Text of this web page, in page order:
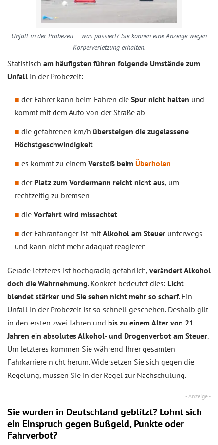
Unfall in der Probezeit – was passiert? Sie können eine Anzeige wegen
Körperverletzung erhalten.
Statistisch am häufigsten führen folgende Umstände zum
Unfall in der Probezeit:
der Fahrer kann beim Fahren die Spur nicht halten und
kommt mit dem Auto von der Straße ab
die gefahrenen km/h übersteigen die zugelassene
Höchstgeschwindigkeit
es kommt zu einem Verstoß beim Überholen
der Platz zum Vordermann reicht nicht aus, um
rechtzeitig zu bremsen
die Vorfahrt wird missachtet
der Fahranfänger ist mit Alkohol am Steuer unterwegs
und kann nicht mehr adäquat reagieren
Gerade letzteres ist hochgradig gefährlich, verändert Alkohol
doch die Wahrnehmung. Konkret bedeutet dies: Licht
blendet stärker und Sie sehen nicht mehr so scharf. Ein
Unfall in der Probezeit ist so schnell geschehen. Deshalb gilt
in den ersten zwei Jahren und bis zu einem Alter von 21
Jahren ein absolutes Alkohol- und Drogenverbot am Steuer.
Um letzteres kommen Sie während Ihrer gesamten
Fahrkarriere nicht herum. Widersetzen Sie sich gegen die
Regelung, müssen Sie in der Regel zur Nachschulung.
Sie wurden in Deutschland geblitzt? Lohnt sich
ein Einspruch gegen Bußgeld, Punkte oder
Fahrverbot?